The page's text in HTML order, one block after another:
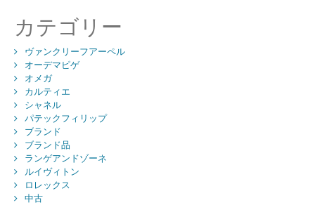
カテゴリー
ヴァンクリーフアーペル
オーデマピゲ
オメガ
カルティエ
シャネル
パテックフィリップ
ブランド
ブランド品
ランゲアンドゾーネ
ルイヴィトン
ロレックス
中古